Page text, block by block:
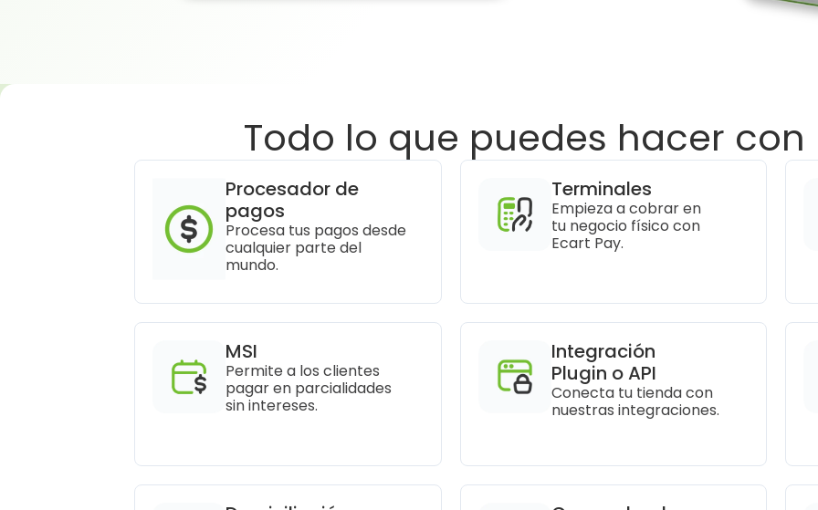
Todo lo que puedes hacer con
Procesador de
pagos
Procesa tus pagos desde
cualquier parte del
mundo.
Terminales
Empieza a cobrar en
tu negocio físico con
Ecart Pay.
MSI
Permite a los clientes
pagar en parcialidades
sin intereses.
Integración
Plugin o API
Conecta tu tienda con
nuestras integraciones.